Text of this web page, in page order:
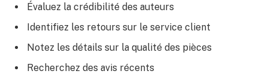
Évaluez la crédibilité des auteurs
Identifiez les retours sur le service client
Notez les détails sur la qualité des pièces
Recherchez des avis récents